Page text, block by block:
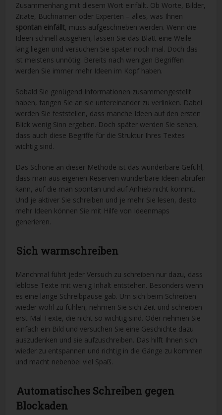
Zusammenhang mit diesem Wort einfällt. Ob Worte, Bilder,
Zitate, Buchnamen oder Experten – alles, was Ihnen
spontan einfällt, muss aufgeschrieben werden. Wenn die
Ideen schnell ausgehen, lassen Sie das Blatt eine Weile
lang liegen und versuchen Sie später noch mal. Doch das
ist meistens unnötig: Bereits nach wenigen Begriffen
werden Sie immer mehr Ideen im Kopf haben.
Sobald Sie genügend Informationen zusammengestellt
haben, fangen Sie an sie untereinander zu verlinken. Dabei
werden Sie feststellen, dass manche Ideen auf den ersten
Blick wenig Sinn ergeben. Doch später werden Sie sehen,
dass auch diese Begriffe für die Struktur Ihres Textes
wichtig sind.
Das Schöne an dieser Methode ist das wunderbare Gefühl,
dass man aus eigenen Reserven wunderbare Ideen abrufen
kann, auf die man spontan und auf Anhieb nicht kommt.
Und je aktiver Sie schreiben und je mehr Sie lesen, desto
mehr Ideen können Sie mit Hilfe von Ideenmaps
generieren.
Sich warmschreiben
Manchmal führt jeder Versuch zu schreiben nur dazu, dass
leblose Texte mit wenig Inhalt entstehen. Besonders wenn
es eine lange Schreibpause gab. Um sich beim Schreiben
wieder wohl zu fühlen, nehmen Sie sich Zeit und schreiben
erst Mal Texte, die nicht so wichtig sind. Oder nehmen Sie
einfach ein Bild und versuchen Sie eine Geschichte dazu
auszudenken und sie aufzuschreiben. Das hilft Ihnen sich
wieder zu entspannen und richtig in die Gänge zu kommen
und macht nebenbei viel Spaß.
Automatisches Schreiben gegen
Blockaden